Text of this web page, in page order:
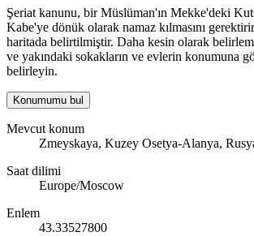
Şeriat kanunu, bir Müslüman'ın Mekke'deki
Kabe'ye dönük olarak namaz kılmasını
haritada belirtilmiştir. Daha kesin olarak
ve yakındaki sokakların ve evlerin konumuna
belirleyin.
Konumumu bul
Mevcut konum
Zmeyskaya, Kuzey Osetya-Alanya,
Saat dilimi
Europe/Moscow
Enlem
43.33527800